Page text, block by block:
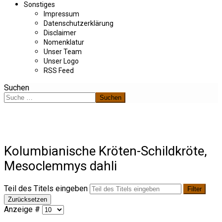
Sonstiges
Impressum
Datenschutzerklärung
Disclaimer
Nomenklatur
Unser Team
Unser Logo
RSS Feed
Suchen
Suchen
Kolumbianische Kröten-Schildkröte,
Mesoclemmys dahli
Teil des Titels eingeben
Filter
Zurücksetzen
Anzeige #